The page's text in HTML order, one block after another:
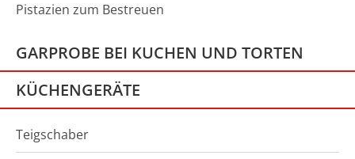
Pistazien zum Bestreuen
GARPROBE BEI KUCHEN UND TORTEN
KÜCHENGERÄTE
Teigschaber